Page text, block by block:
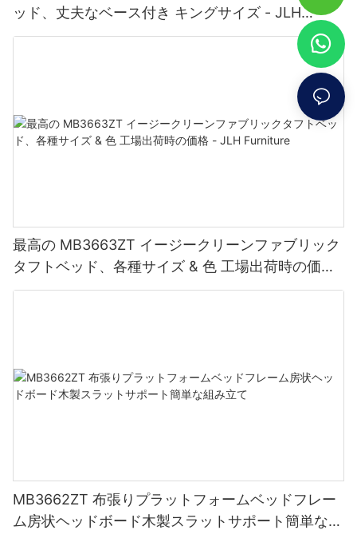
ッド、丈夫なベース付き キングサイズ - JLH
Furniture
最高の MB3663ZT イージークリーンファブリック
タフトベッド、各種サイズ & 色 工場出荷時の価格
- JLH Furniture
MB3662ZT 布張りプラットフォームベッドフレー
ム房状ヘッドボード木製スラットサポート簡単な組